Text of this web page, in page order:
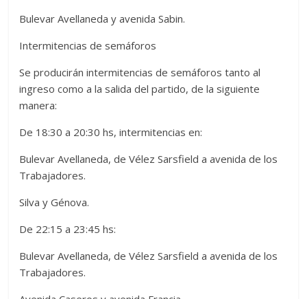
Bulevar Avellaneda y avenida Sabin.
Intermitencias de semáforos
Se producirán intermitencias de semáforos tanto al
ingreso como a la salida del partido, de la siguiente
manera:
De 18:30 a 20:30 hs, intermitencias en:
Bulevar Avellaneda, de Vélez Sarsfield a avenida de los
Trabajadores.
Silva y Génova.
De 22:15 a 23:45 hs:
Bulevar Avellaneda, de Vélez Sarsfield a avenida de los
Trabajadores.